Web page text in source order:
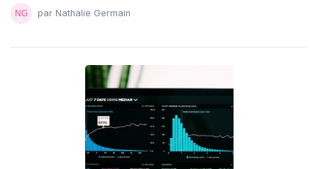
par Nathalie Germain